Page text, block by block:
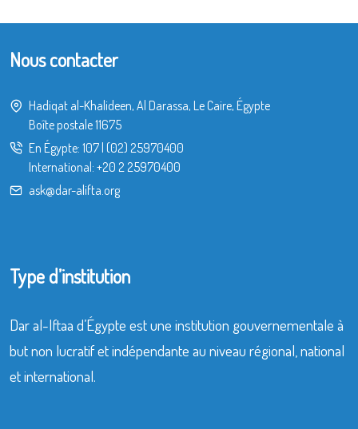
Nous contacter
Hadiqat al-Khalideen, Al Darassa, Le Caire, Égypte
Boîte postale 11675
En Égypte: 107| (02) 25970400
International: +20 2 25970400
ask@dar-alifta.org
Type d’institution
Dar al-Iftaa d’Égypte est une institution gouvernementale à
but non lucratif et indépendante au niveau régional, national
et international.